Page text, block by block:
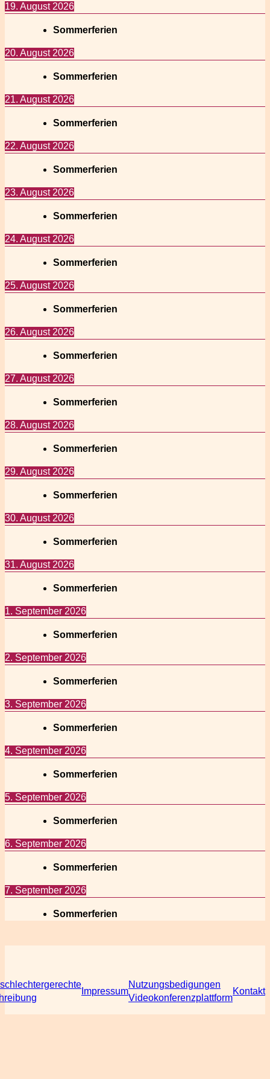
19. August 2026
Sommerferien
20. August 2026
Sommerferien
21. August 2026
Sommerferien
22. August 2026
Sommerferien
23. August 2026
Sommerferien
24. August 2026
Sommerferien
25. August 2026
Sommerferien
26. August 2026
Sommerferien
27. August 2026
Sommerferien
28. August 2026
Sommerferien
29. August 2026
Sommerferien
30. August 2026
Sommerferien
31. August 2026
Sommerferien
1. September 2026
Sommerferien
2. September 2026
Sommerferien
3. September 2026
Sommerferien
4. September 2026
Sommerferien
5. September 2026
Sommerferien
6. September 2026
Sommerferien
7. September 2026
Sommerferien
Impressum
Nutzungsbedigungen
Videokonferenzplattform
Kontakt